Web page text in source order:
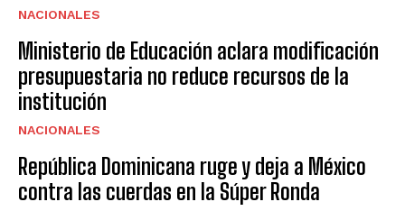
NACIONALES
Ministerio de Educación aclara modificación
presupuestaria no reduce recursos de la
institución
NACIONALES
República Dominicana ruge y deja a México
contra las cuerdas en la Súper Ronda